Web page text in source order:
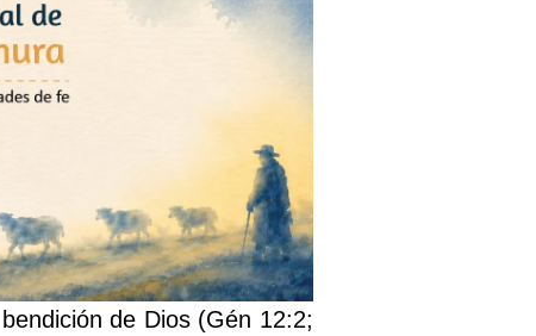
de Dios (Gén 12:2;